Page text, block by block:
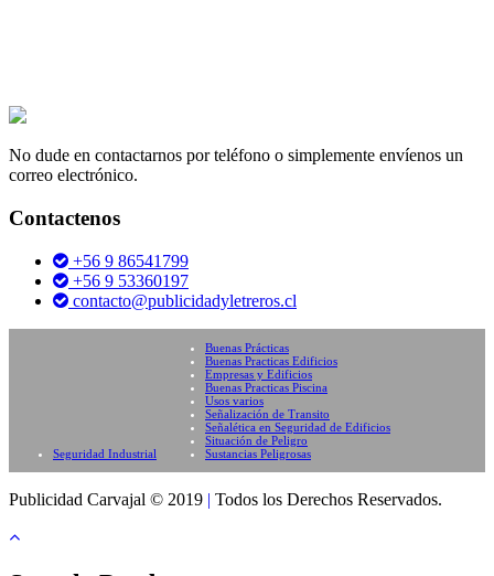
No dude en contactarnos por teléfono o simplemente envíenos un
correo electrónico.
Contactenos
+56 9 86541799
+56 9 53360197
contacto@publicidadyletreros.cl
Seguridad Industrial
Buenas Prácticas
Buenas Practicas Edificios
Empresas y Edificios
Buenas Practicas Piscina
Usos varios
Señalización de Transito
Señalética en Seguridad de Edificios
Situación de Peligro
Sustancias Peligrosas
Publicidad Carvajal © 2019 | Todos los Derechos Reservados.